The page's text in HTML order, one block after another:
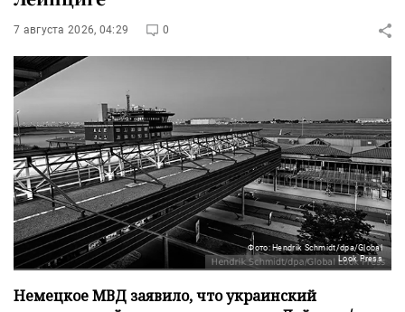
7 августа 2026, 04:29 0
Фото: Hendrik Schmidt/dpa/Global
Look Press
Немецкое МВД заявило, что украинский